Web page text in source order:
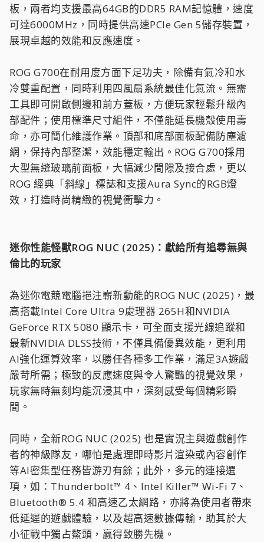
板，兩者均支援最高64GB的DDR5 RAM記憶體，速度
可達6000MHz，同時提供高速PCIe Gen 5儲存裝置，
展現卓越的效能和反應速度。
ROG G700在耐用度方面下足功夫，除備有氣冷和水
冷雙重配置，同時利用四風扇系統最佳化氣流。無需
工具即可開啟側邊和前方蓋板，方便玩家輕鬆升級內
部配件；使用標準尺寸組件，不僅能延長機殼使用壽
命，亦可簡化維護作業。頂部和底部面板配備防塵濾
網，保持內部整潔，效能穩定輸出。ROG G700採用
大型無縫玻璃前面板，大幅減少間隙及接合處，更以
ROG 經典「斜線」標誌和支援Aura Sync的RGB燈
效，打造時尚精緻的視覺衝擊力。
迷你性能怪獸ROG NUC (2025)：獻給所有追尋無與
倫比的玩家
為迷你電競電腦挹注嶄新動能的ROG NUC (2025)，最
高搭載Intel Core Ultra 9處理器 265H和NVIDIA
GeForce RTX 5080 顯示卡，可全面支援光線追蹤和
最新NVIDIA DLSS技術，不僅具備優異效能，更利用
AI強化運算效率，以勝任各種多工作業，滿足3A遊戲
嚴苛所需；極致的反應速度與令人驚豔的視覺效果，
玩家無時無刻均能沉浸其中，深刻感受每個精彩瞬
間。
同時，全新ROG NUC (2025) 也是實況主與遊戲創作
者的神級隊友，哪怕是處理即時影片渲染或內容創作
等AI密集型任務皆游刃有餘；此外，多元的連接選
項，如：Thunderbolt™ 4、Intel Killer™ Wi-Fi 7、
Bluetooth® 5.4 和高速乙太網路，亦將為使用者帶來
低延遲的遊戲體驗，以及超高速數據傳輸，助其於大
小征戰中獨占鰲頭，贏得致勝先機。